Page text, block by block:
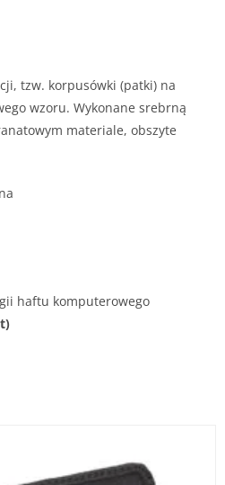
tzw. korpusówki (patki) na
wzoru. Wykonane srebrną
materiale, obszyte
haftu komputerowego